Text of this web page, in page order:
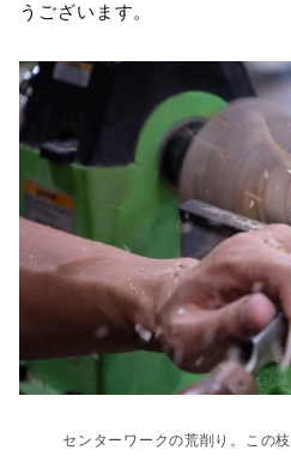
うございます。
センターワークの荒削り。この